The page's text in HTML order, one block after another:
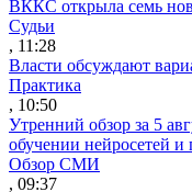
ВККС открыла семь
Судьи
, 11:28
Власти обсуждают
Практика
, 10:50
Утренний обзор за 5
обучении нейросетей
Обзор СМИ
, 09:37